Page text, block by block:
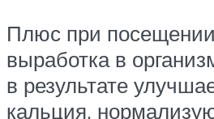
Плюс при
выработка в
в результате
кальция,